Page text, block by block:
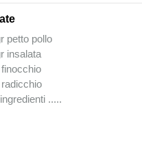
petto pollo
insalata
.....